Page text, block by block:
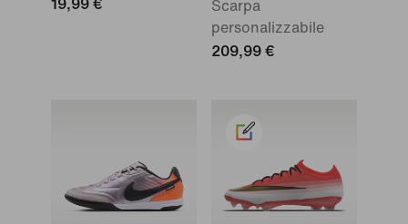
19,99 €
Scarpa
personalizzabile
209,99 €